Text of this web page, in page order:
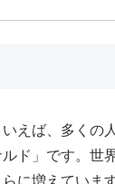
えば、多くの
ド」です。世